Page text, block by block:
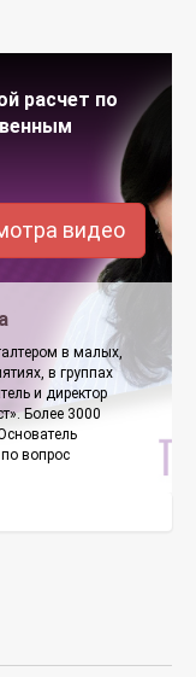
расчет по
видео
в малых,
в группах
и директор
Более 3000
вопрос